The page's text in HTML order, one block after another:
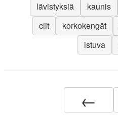
lävistyksiä
kaunis
clit
korkokengät
istuva
←